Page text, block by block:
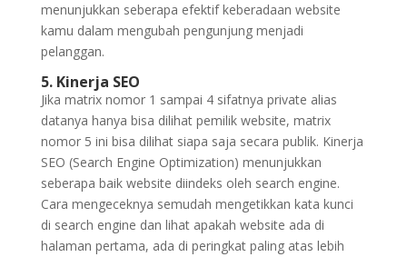
menunjukkan seberapa efektif keberadaan website
kamu dalam mengubah pengunjung menjadi
pelanggan.
5. Kinerja SEO
Jika matrix nomor 1 sampai 4 sifatnya private alias
datanya hanya bisa dilihat pemilik website, matrix
nomor 5 ini bisa dilihat siapa saja secara publik. Kinerja
SEO (Search Engine Optimization) menunjukkan
seberapa baik website diindeks oleh search engine.
Cara mengeceknya semudah mengetikkan kata kunci
di search engine dan lihat apakah website ada di
halaman pertama, ada di peringkat paling atas lebih